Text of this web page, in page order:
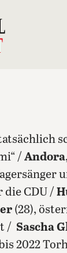
/ Andora
CDU /
(28),
/ Sascha
2022